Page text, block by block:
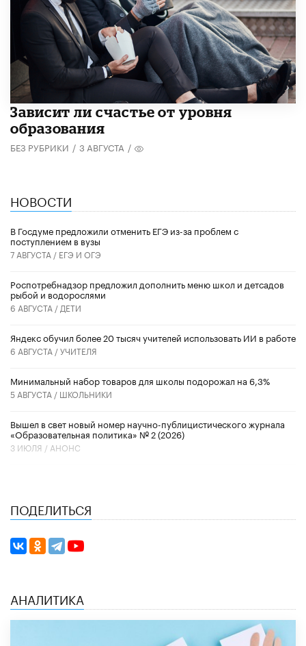
Зависит ли счастье от уровня
образования
БЕЗ РУБРИКИ / 3 АВГУСТА /
НОВОСТИ
В Госдуме предложили отменить ЕГЭ из-за проблем с
поступлением в вузы
7 АВГУСТА / ЕГЭ И ОГЭ
Роспотребнадзор предложил дополнить меню школ и детсадов
рыбой и водорослями
6 АВГУСТА / ДЕТИ
​Яндекс обучил более 20 тысяч учителей использовать ИИ в работе
6 АВГУСТА /УЧИТЕЛЯ
Минимальный набор товаров для школы подорожал на 6,3%
5 АВГУСТА / ШКОЛЬНИКИ
Вышел в свет новый номер научно-публицистического журнала
«Образовательная политика» № 2 (2026)
3 ИЮЛЯ / АНОНС
ПОДЕЛИТЬСЯ
АНАЛИТИКА